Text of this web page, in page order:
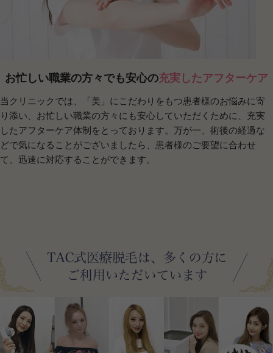
お忙しい職業の方々でも安心の充実したアフターケア
当クリニックでは、「美」にこだわりをもつ患者様のお悩みに寄
り添い、お忙しい職業の方々にも安心していただくために、充実
したアフターケア体制をとっております。万が一、術後の経過な
どで気になることがございましたら、患者様のご要望に合わせ
て、迅速に対応することができます。